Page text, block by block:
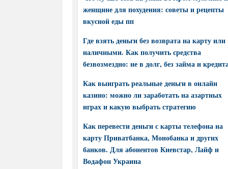
женщине для похудения: советы и рецепты
вкусной еды пп
Где взять деньги без возврата на карту или
наличными. Как получить средства
безвозмездно: не в долг, без займа и
Как выиграть реальные деньги в онлайн
казино: можно ли заработать на азартных
играх и какую выбрать стратегию
Как перевести деньги с карты телефона на
карту Приватбанка, Монобанка и других
банков. Для абонентов Киевстар, Лайф и
Водафон Украина